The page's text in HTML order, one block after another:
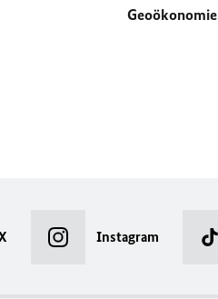
Geoökonomie
Instagram